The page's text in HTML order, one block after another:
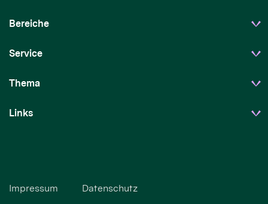
Bereiche
Service
Thema
Links
Impressum Datenschutz